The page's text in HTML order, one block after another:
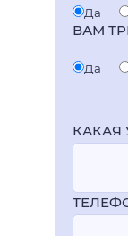
Да
ВАМ
Да
КАКАЯ